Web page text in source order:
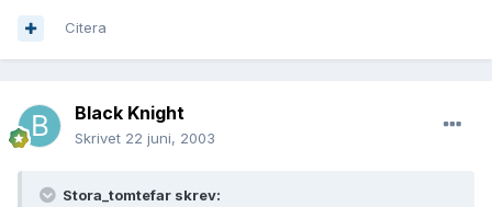
Citera
Black Knight
Skrivet 22 juni, 2003
Stora_tomtefar skrev: